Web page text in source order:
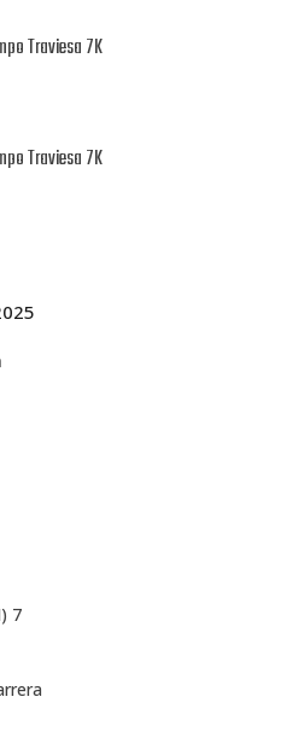
Traviesa 7K
Traviesa 7K
7